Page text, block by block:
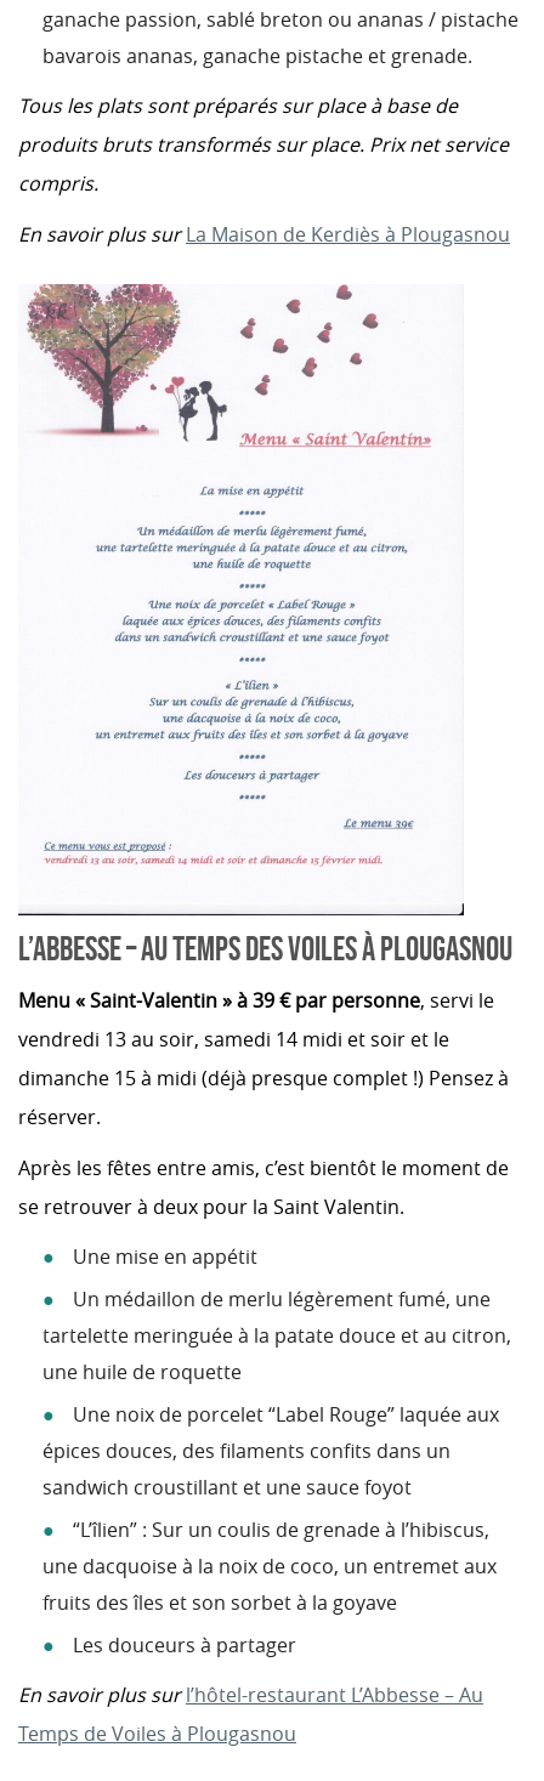
ganache passion, sablé breton ou ananas / pistache
bavarois ananas, ganache pistache et grenade.
Tous les plats sont préparés sur place à base de
produits bruts transformés sur place. Prix net service
compris.
En savoir plus surLa Maison de Kerdiès à Plougasnou
L’ABBESSE – AU TEMPS DES VOILES À PLOUGASNOU
Menu « Saint-Valentin » à 39 € par personne, servi le
vendredi 13 au soir, samedi 14 midi et soir et le
dimanche 15 à midi (déjà presque complet !) Pensez à
réserver.
Après les fêtes entre amis, c’est bientôt le moment de
se retrouver à deux pour la Saint Valentin.
Une mise en appétit
Un médaillon de merlu légèrement fumé, une
tartelette meringuée à la patate douce et au citron,
une huile de roquette
Une noix de porcelet “Label Rouge” laquée aux
épices douces, des filaments confits dans un
sandwich croustillant et une sauce foyot
“L’îlien” : Sur un coulis de grenade à l’hibiscus,
une dacquoise à la noix de coco, un entremet aux
fruits des îles et son sorbet à la goyave
Les douceurs à partager
En savoir plus surl’hôtel-restaurant L’Abbesse – Au
Temps de Voiles à Plougasnou